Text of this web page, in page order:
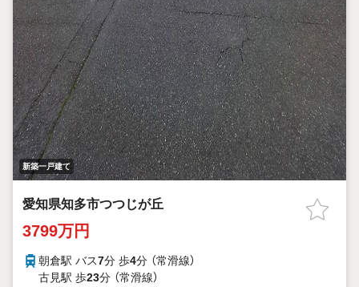
新築一戸建て
愛知県知多市つつじが丘
3799万円
朝倉駅 バス7分 歩4分 （常滑線）
古見駅 歩23分 （常滑線）